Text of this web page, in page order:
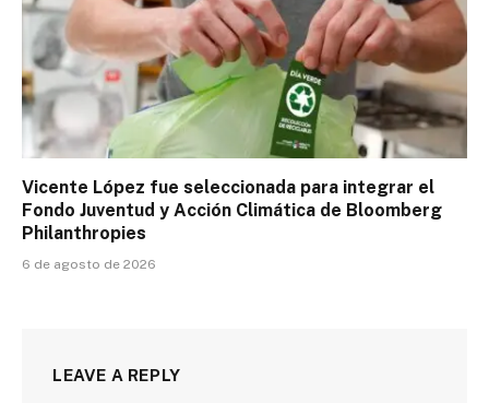
Vicente López fue seleccionada para integrar el
Fondo Juventud y Acción Climática de Bloomberg
Philanthropies
6 de agosto de 2026
LEAVE A REPLY